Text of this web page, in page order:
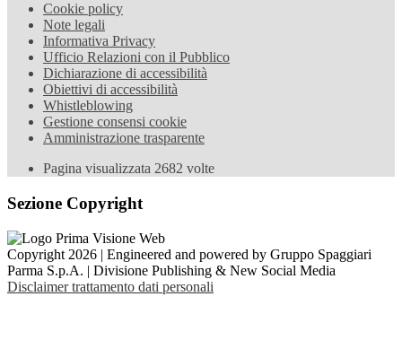
Cookie policy
Note legali
Informativa Privacy
Ufficio Relazioni con il Pubblico
Dichiarazione di accessibilità
Obiettivi di accessibilità
Whistleblowing
Gestione consensi cookie
Amministrazione trasparente
Pagina visualizzata 2682 volte
Sezione Copyright
Copyright 2026 | Engineered and powered by Gruppo Spaggiari
Parma S.p.A. | Divisione Publishing & New Social Media
Disclaimer trattamento dati personali